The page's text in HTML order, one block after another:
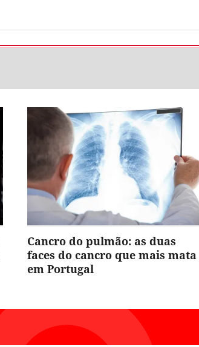
Cancro do pulmão: as duas
faces do cancro que mais mata
em Portugal